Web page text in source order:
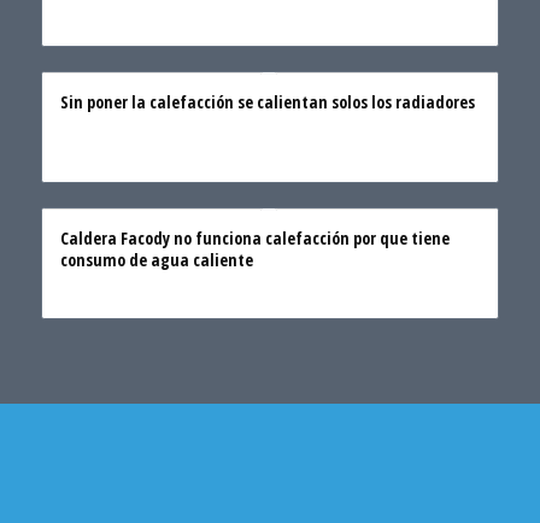
Sin poner la calefacción se calientan solos los radiadores
Caldera Facody no funciona calefacción por que tiene
consumo de agua caliente